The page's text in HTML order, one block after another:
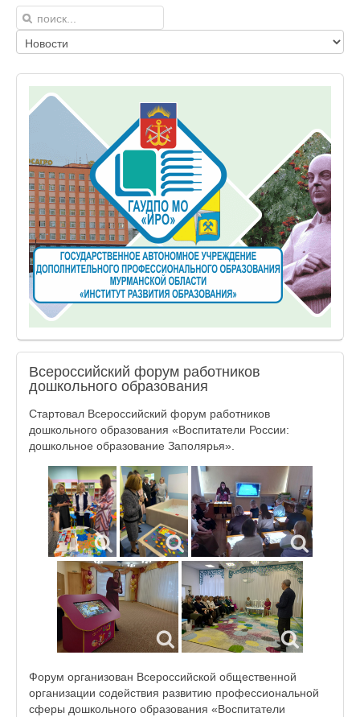
Всероссийский форум работников
дошкольного образования
Стартовал Всероссийский форум работников
дошкольного образования «Воспитатели России:
дошкольное образование Заполярья».
Форум организован Всероссийской общественной
организации содействия развитию профессиональной
сферы дошкольного образования «Воспитатели